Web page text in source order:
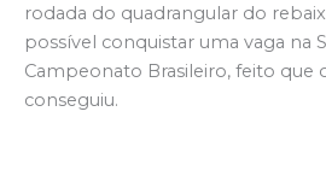
rodada do quadrangular do
possível conquistar uma vaga na
Campeonato Brasileiro, feito que
conseguiu.